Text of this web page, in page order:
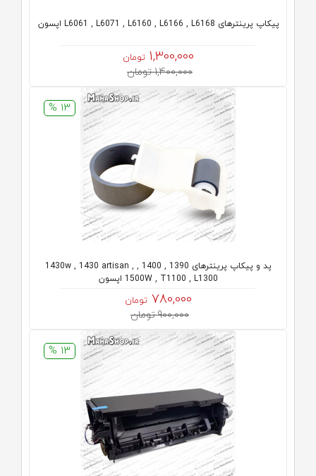
پیکاپ پرینترهای L6061 , L6071 , L6160 , L6166 , L6168 اپسون
1,300,000 تومان
1,400,000 تومان
13 %
پد و پیکاپ پرینترهای 1390 , 1400 , 1430w , 1430 artisan ,
1500W , T1100 , L1300 اپسون
780,000 تومان
900,000 تومان
13 %